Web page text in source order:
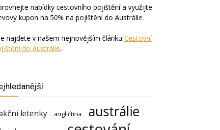
nabídky cestovního pojištění a využijte
kupon na 50% na pojištění do Austrálie.
najdete v našem nejnovějším článku Cestovní
do Austrálie.
letenky angličtina austrálie